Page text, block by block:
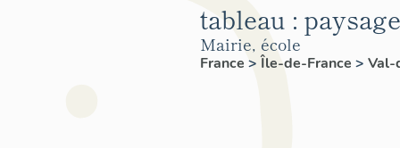
tableau :
Mairie, école
France > Île-de-France > Val-